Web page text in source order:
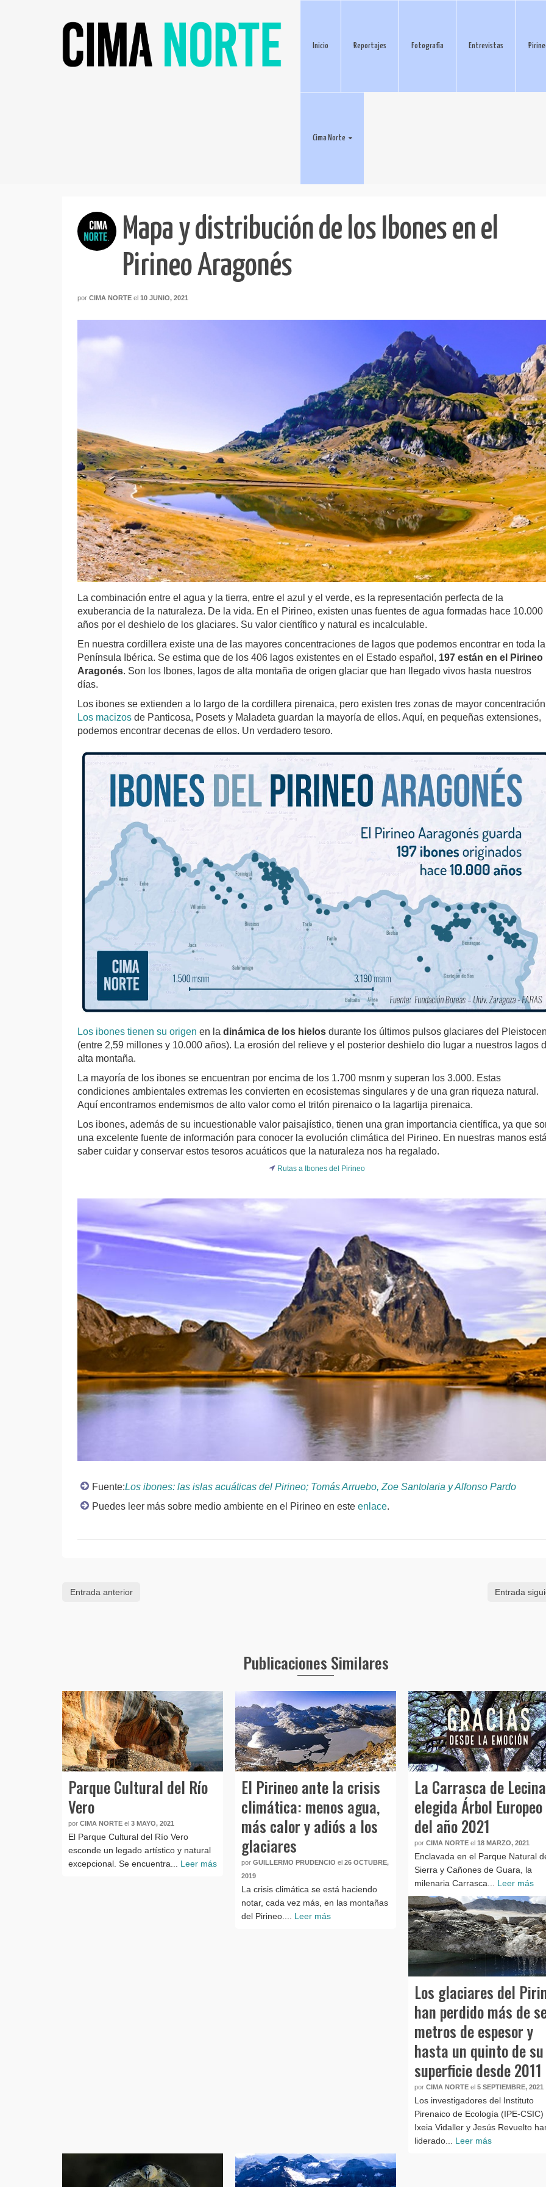
Inicio Reportajes Fotografía Entrevistas
Cima Norte
Mapa y distribución de los Ibones en el
Pirineo Aragonés
por CIMA NORTE el 10 JUNIO, 2021
La combinación entre el agua y la tierra, entre el azul y el verde, es la representación perfecta de la
exuberancia de la naturaleza. De la vida. En el Pirineo, existen unas fuentes de agua formadas hace 10.000
años por el deshielo de los glaciares. Su valor científico y natural es incalculable.
En nuestra cordillera existe una de las mayores concentraciones de lagos que podemos encontrar en toda la
Península Ibérica. Se estima que de los 406 lagos existentes en el Estado español, 197 están en el Pirineo
Aragonés. Son los Ibones, lagos de alta montaña de origen glaciar que han llegado vivos hasta nuestros
días.
Los ibones se extienden a lo largo de la cordillera pirenaica, pero existen tres zonas de mayor
Los macizos de Panticosa, Posets y Maladeta guardan la mayoría de ellos. Aquí, en pequeñas extensiones,
podemos encontrar decenas de ellos. Un verdadero tesoro.
Los ibones tienen su origen en la dinámica de los hielos durante los últimos pulsos glaciares del
(entre 2,59 millones y 10.000 años). La erosión del relieve y el posterior deshielo dio lugar a nuestros lagos
alta montaña.
La mayoría de los ibones se encuentran por encima de los 1.700 msnm y superan los 3.000. Estas
condiciones ambientales extremas les convierten en ecosistemas singulares y de una gran riqueza natural.
Aquí encontramos endemismos de alto valor como el tritón pirenaico o la lagartija pirenaica.
Los ibones, además de su incuestionable valor paisajístico, tienen una gran importancia científica, ya que
una excelente fuente de información para conocer la evolución climática del Pirineo. En nuestras manos
saber cuidar y conservar estos tesoros acuáticos que la naturaleza nos ha regalado.
Rutas a Ibones del Pirineo
Fuente:Los ibones: las islas acuáticas del Pirineo; Tomás Arruebo, Zoe Santolaria y Alfonso Pardo
Puedes leer más sobre medio ambiente en el Pirineo en este enlace.
Entrada anterior Entrada
Publicaciones Similares
Parque Cultural del Río
Vero
por CIMA NORTE el 3 MAYO, 2021
El Parque Cultural del Río Vero
esconde un legado artístico y natural
excepcional. Se encuentra... Leer más
El Pirineo ante la crisis
climática: menos agua,
más calor y adiós a los
glaciares
porGUILLERMO PRUDENCIO el26 OCTUBRE,
2019
La crisis climática se está haciendo
notar, cada vez más, en las montañas
del Pirineo.... Leer más
La Carrasca de Lecina
elegida Árbol Europeo
del año 2021
porCIMA NORTE el18 MARZO, 2021
Enclavada en el Parque Natural
Sierra y Cañones de Guara, la
milenaria Carrasca... Leer más
Los glaciares del
han perdido más de
metros de espesor y
hasta un quinto de su
superficie desde 2011
porCIMA NORTE el5 SEPTIEMBRE, 2021
Los investigadores del Instituto
Pirenaico de Ecología (IPE-CSIC)
Ixeia Vidaller y Jesús Revuelto
liderado... Leer más